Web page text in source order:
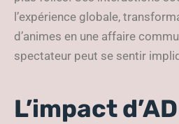
l’expérience globale,
d’animes en une affaire
spectateur peut se sentir
L’impact